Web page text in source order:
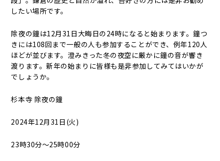
したい場所です。
除夜の鐘は12月31日大晦日の24時になると始まります。鐘つ
きには108回まで一般の人も参加することができ、例年120人
ほどが並びます。澄みきった冬の夜空に厳かに鐘の音が響き
渡ります。新年の始まりに皆様も是非参加してみてはいかが
でしょうか。
杉本寺 除夜の鐘
2024年12月31日(火)
23時30分～25時00分